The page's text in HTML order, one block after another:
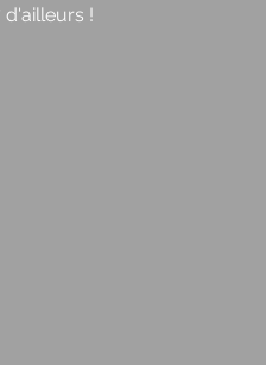
d'ailleurs !